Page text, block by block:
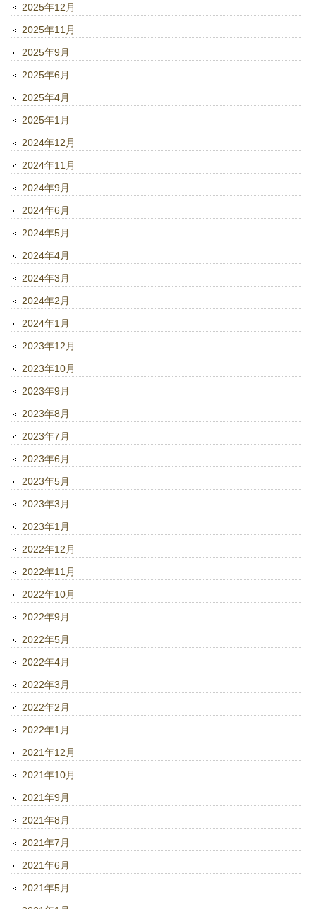
2025年12月
2025年11月
2025年9月
2025年6月
2025年4月
2025年1月
2024年12月
2024年11月
2024年9月
2024年6月
2024年5月
2024年4月
2024年3月
2024年2月
2024年1月
2023年12月
2023年10月
2023年9月
2023年8月
2023年7月
2023年6月
2023年5月
2023年3月
2023年1月
2022年12月
2022年11月
2022年10月
2022年9月
2022年5月
2022年4月
2022年3月
2022年2月
2022年1月
2021年12月
2021年10月
2021年9月
2021年8月
2021年7月
2021年6月
2021年5月